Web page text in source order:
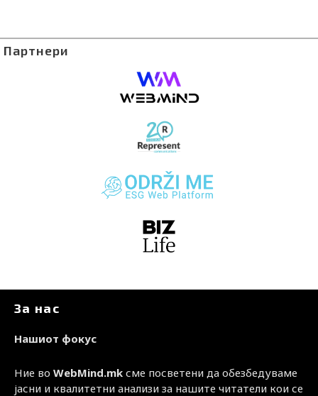
Партнери
За нас
Нашиот фокус
Ние во WebMind.mk сме посветени да обезбедуваме
јасни и квалитетни анализи за нашите читатели кои се